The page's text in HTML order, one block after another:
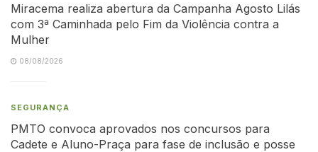
Miracema realiza abertura da Campanha Agosto Lilás
com 3ª Caminhada pelo Fim da Violência contra a
Mulher
08/08/2026
SEGURANÇA
PMTO convoca aprovados nos concursos para
Cadete e Aluno-Praça para fase de inclusão e posse